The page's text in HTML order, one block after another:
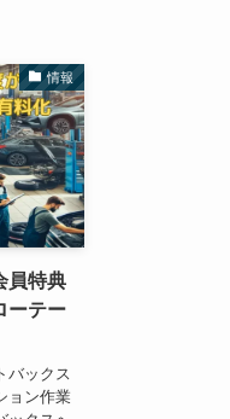
情報
員特典
ーテー
バックス
ョン作業